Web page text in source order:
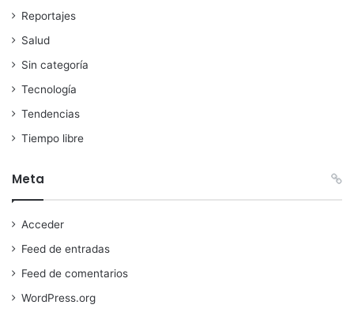
Reportajes
Salud
Sin categoría
Tecnología
Tendencias
Tiempo libre
Meta
Acceder
Feed de entradas
Feed de comentarios
WordPress.org